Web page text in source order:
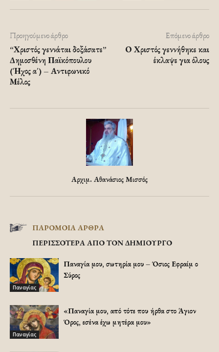
Προηγούμενο άρθρο
“Χριστός γεννάται δοξάσατε”
Δημοσθένη Παϊκόπουλου
(Ήχος α΄) – Αντιφωνικό
Μέλος
Επόμενο άρθρο
Ο Χριστός γεννήθηκε και
έκλαψε για όλους
Αρχιμ. Αθανάσιος Μισσός
ΠΑΡΟΜΟΙΑ ΑΡΘΡΑ
ΠΕΡΙΣΣΟΤΕΡΑ ΑΠΟ ΤΟΝ ΔΗΜΙΟΥΡΓΟ
Παναγίας
Παναγία μου, σωτηρία μου – Όσιος Εφραίμ ο
Σύρος
Παναγίας
«Παναγία μου, από τότε που ήρθα στο Άγιον
Όρος, εσένα έχω μητέρα μου»